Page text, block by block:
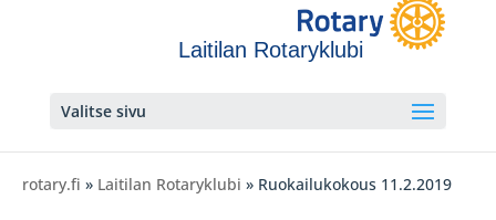
Laitilan Rotaryklubi
Valitse sivu
rotary.fi » Laitilan Rotaryklubi » Ruokailukokous 11.2.2019